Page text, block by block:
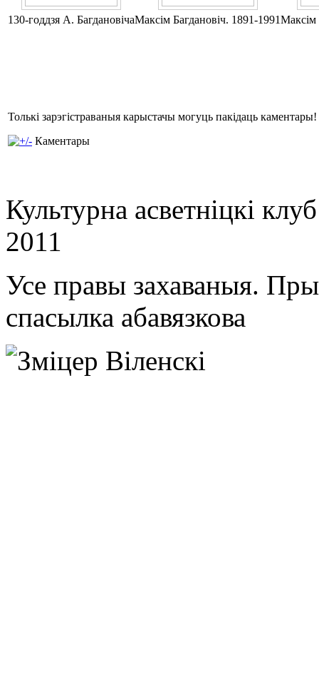
130-годдзя А. БагдановічаМаксім Багдановіч. 1891-1991Максім
Толькі зарэгістраваныя карыстачы могуць пакідаць каментары!
Каментары
Культурна асветнiцкi
2011
Усе правы захаваныя.
спасылка абавязкова